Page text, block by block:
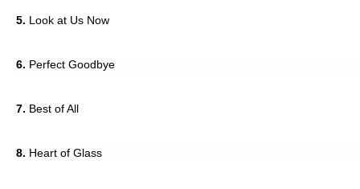
5. Look at Us Now
6. Perfect Goodbye
7. Best of All
8. Heart of Glass